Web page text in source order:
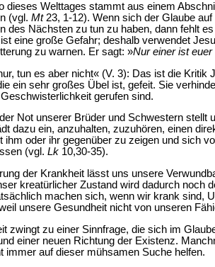
dieses Welttages stammt aus einem
(vgl. Mt23, 1-12). Wenn sich der Glaube
des Nächsten zu tun zu haben, dann fehlt
ist eine große Gefahr; deshalb verwendet
zu warnen. Er sagt: »Nur einer ist
tun es aber nicht« (V. 3): Das ist die
ein sehr großes Übel ist, gefeit. Sie
gerufen sind.
Not unserer Brüder und Schwestern stellt
dazu ein, anzuhalten, zuzuhören, einen
ihm oder ihr gegenüber zu zeigen und sich
(vgl. Lk 10,30-35).
der Krankheit lässt uns unsere
kreatürlicher Zustand wird dadurch noch
machen sich, wenn wir krank sind,
unsere Gesundheit nicht von unseren
zwingt zu einer Sinnfrage, die sich im
einer neuen Richtung der Existenz.
immer auf dieser mühsamen Suche helfen.